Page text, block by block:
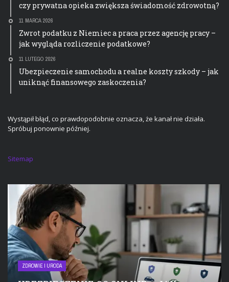
czy prywatna opieka zwiększa świadomość zdrowotną?
11 MARCA 2026
Zwrot podatku z Niemiec a praca przez agencję pracy –
jak wygląda rozliczenie podatkowe?
11 LUTEGO 2026
Ubezpieczenie samochodu a realne koszty szkody – jak
uniknąć finansowego zaskoczenia?
Wystąpił błąd, co prawdopodobnie oznacza, że kanał nie działa.
Spróbuj ponownie później.
Sitemap
ZDROWIE I URODA